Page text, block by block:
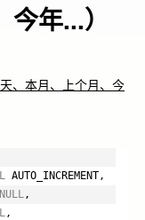
年...）
AUTO_INCREMENT,
NULL,
,